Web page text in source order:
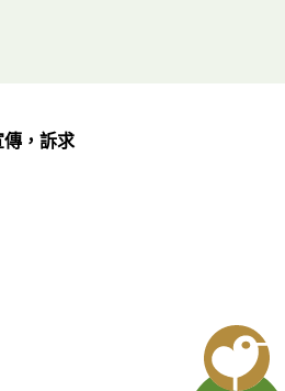
，訴求